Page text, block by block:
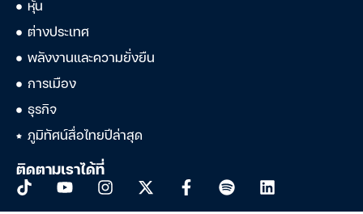
หุ้น
ต่างประเทศ
พลังงานและความยั่งยืน
การเมือง
ธุรกิจ
ภูมิทัศน์สื่อไทยปีล่าสุด
ติดตามเราได้ที่